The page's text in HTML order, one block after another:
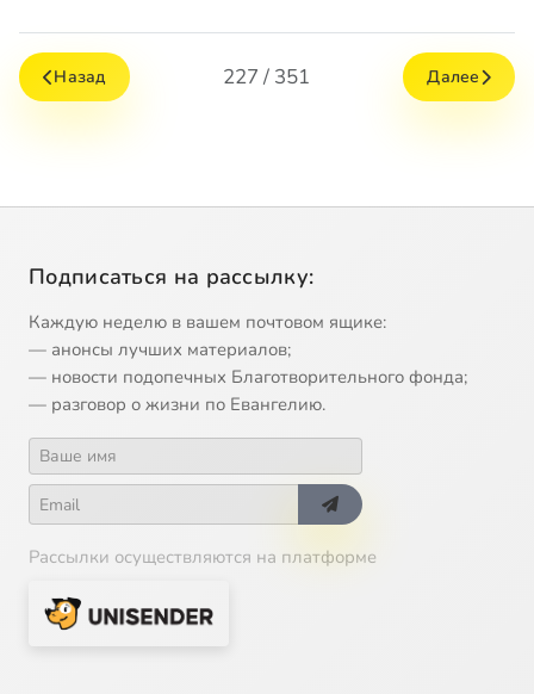
Назад 227 / 351 Далее
Подписаться на рассылку:
Каждую неделю в вашем почтовом ящике:
— анонсы лучших материалов;
— новости подопечных Благотворительного фонда;
— разговор о жизни по Евангелию.
Рассылки осуществляются на платформе